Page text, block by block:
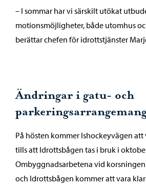
– I sommar har vi särskilt utökat
motionsmöjligheter, både utomhus
berättar chefen för idrottstjänster
Ändringar i gatu- och
På hösten kommer Ishockeyvägen
tills att Idrottsbågen tas i bruk i
Ombyggnadsarbetena vid
och Idrottsbågen kommer att vara